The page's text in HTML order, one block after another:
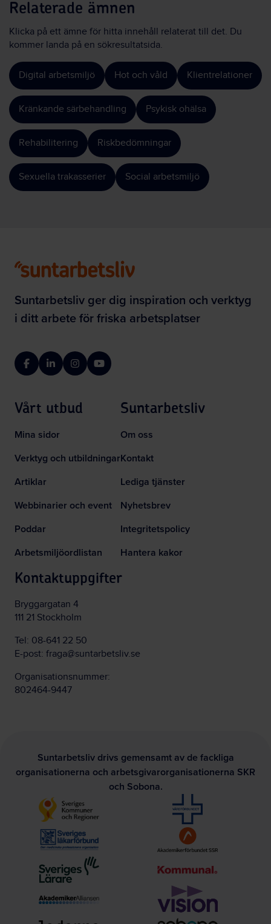
Relaterade ämnen
Klicka på ett ämne för hitta innehåll relaterat till det. Du
kommer landa på en sökresultatsida.
Digital arbetsmiljö Hot och våld Klientrelationer
Kränkande särbehandling Psykisk ohälsa
Rehabilitering Riskbedömningar
Sexuella trakasserier Social arbetsmiljö
Suntarbetsliv ger dig inspiration och verktyg
i ditt arbete för friska arbetsplatser
FacebookLinkedInInstagramYouTube
Vårt utbud
Mina sidor
Verktyg och utbildningar
Artiklar
Webbinarier och event
Poddar
Arbetsmiljöordlistan
Suntarbetsliv
Om oss
Kontakt
Lediga tjänster
Nyhetsbrev
Integritetspolicy
Hantera kakor
Kontaktuppgifter
Bryggargatan 4
111 21 Stockholm
Tel: 08-641 22 50
E-post: fraga@suntarbetsliv.se
Organisationsnummer:
802464-9447
Suntarbetsliv drivs gemensamt av de fackliga
organisationerna och arbetsgivarorganisationerna SKR
och Sobona.